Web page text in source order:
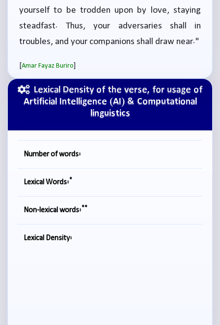
Lexical Density of the verse, for usage of
Artificial Intelligence (AI) & Computational
linguistics
Number of words:
Lexical Words:*
Non-lexical words:**
Lexical Density:
yourself to be trodden upon by love, staying
steadfast. Thus, your adversaries shall in
troubles, and your companions shall draw near."
[Amar Fayaz Buriro